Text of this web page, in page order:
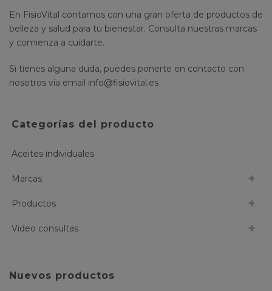
En FisioVital contamos con una gran oferta de productos de
belleza y salud para tu bienestar. Consulta nuestras marcas
y comienza a cuidarte.
Si tienes alguna duda, puedes ponerte en contacto con
nosotros vía email info@fisiovital.es
Categorías del producto
Aceites individuales
Marcas
Productos
Video consultas
Nuevos productos